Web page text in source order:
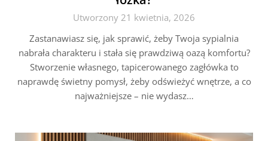
Utworzony 21 kwietnia, 2026
Zastanawiasz się, jak sprawić, żeby Twoja sypialnia
nabrała charakteru i stała się prawdziwą oazą komfortu?
Stworzenie własnego, tapicerowanego zagłówka to
naprawdę świetny pomysł, żeby odświeżyć wnętrze, a co
najważniejsze – nie wydasz…